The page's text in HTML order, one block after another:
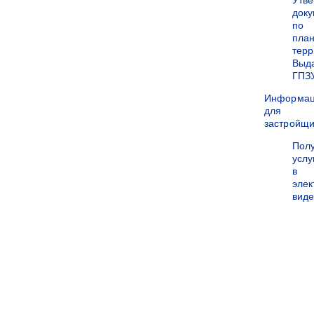
по
для
в
виде